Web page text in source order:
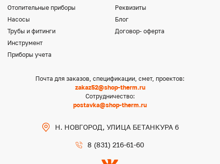
Отопительные приборы
Насосы
Трубы и фитинги
Инструмент
Приборы учета
Реквизиты
Блог
Договор- оферта
Почта для заказов, спецификации, смет, проектов:
zakaz52@shop-therm.ru
Сотрудничество:
postavka@shop-therm.ru
Н. НОВГОРОД, УЛИЦА БЕТАНКУРА 6
8 (831) 216-61-60